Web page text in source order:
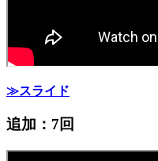
≫スライド
追加：7回